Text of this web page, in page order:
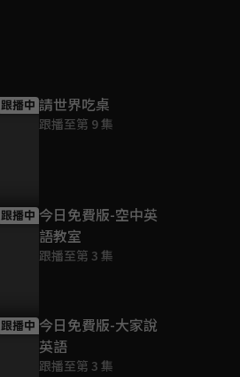
跟播中 請世界吃桌
跟播至第 9 集
跟播中 今日免費版-空中英
語教室
跟播至第 3 集
跟播中 今日免費版-大家說
英語
跟播至第 3 集